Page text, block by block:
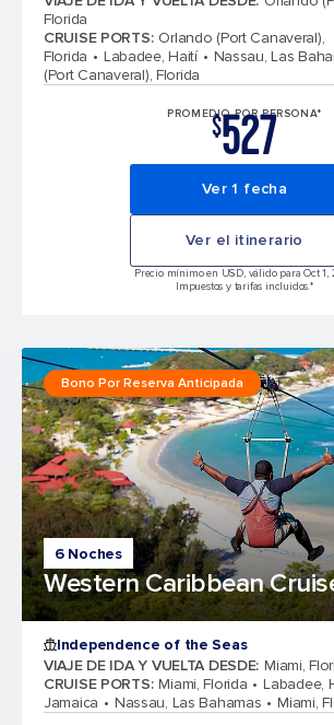
Florida
CRUISE PORTS: Orlando (Port Canaveral),
Florida
Labadee, Haití Nassau, Las
(Port Canaveral), Florida
PROMEDIO POR PERSONA*
$527
Ver 1 fecha
Ver el itinerario
Precio mínimo en USD, válido para Oct 1,
Impuestos y tarifas incluidos.*
6 Noches
Western Caribbean
Bono Por Reserva Anticipada
Independence of the Seas
VIAJE DE IDA Y VUELTA DESDE: Miami,
CRUISE PORTS: Miami, Florida Labadee,
Jamaica
Nassau, Las Bahamas Miami,